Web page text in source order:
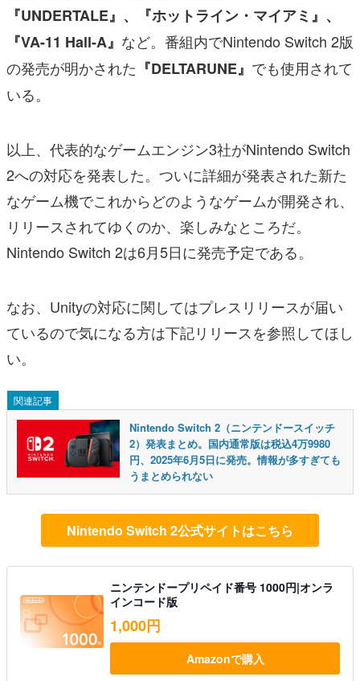
『UNDERTALE』、『ホットライン・マイアミ』、
『VA-11 Hall-A』 など。番組内でNintendo Switch 2版
の発売が明かされた 『DELTARUNE』 でも使用されて
いる。
以上、代表的なゲームエンジン3社がNintendo Switch
2への対応を発表した。ついに詳細が発表された新た
なゲーム機でこれからどのようなゲームが開発され、
リリースされてゆくのか、楽しみなところだ。
Nintendo Switch 2は6月5日に発売予定である。
なお、Unityの対応に関してはプレスリリースが届い
ているので気になる方は下記リリースを参照してほし
い。
関連記事
Nintendo Switch 2（ニンテンドースイッチ
2）発表まとめ。国内通常版は税込4万9980
円、2025年6月5日に発売。情報が多すぎても
うまとめられない
Nintendo Switch 2公式サイトはこちら
ニンテンドープリペイド番号 1000円|オンラ
インコード版
1,000円
Amazonで購入